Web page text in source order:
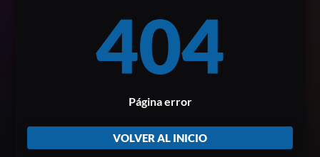
404
Página error
VOLVER AL INICIO